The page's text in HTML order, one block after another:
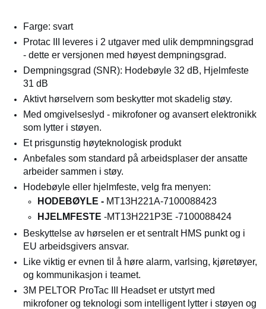
Farge: svart
Protac III leveres i 2 utgaver med ulik dempmningsgrad
- dette er versjonen med høyest dempningsgrad.
Dempningsgrad (SNR): Hodebøyle 32 dB, Hjelmfeste
31 dB
Aktivt hørselvern som beskytter mot skadelig støy.
Med omgivelseslyd - mikrofoner og avansert elektronikk
som lytter i støyen.
Et prisgunstig høyteknologisk produkt
Anbefales som standard på arbeidsplaser der ansatte
arbeider sammen i støy.
Hodebøyle eller hjelmfeste, velg fra menyen:
HODEBØYLE - MT13H221A-7100088423
HJELMFESTE -MT13H221P3E -7100088424
Beskyttelse av hørselen er et sentralt HMS punkt og i
EU arbeidsgivers ansvar.
Like viktig er evnen til å høre alarm, varlsing, kjøretøyer,
og kommunikasjon i teamet.
3M PELTOR ProTac III Headset er utstyrt med
mikrofoner og teknologi som intelligent lytter i støyen og